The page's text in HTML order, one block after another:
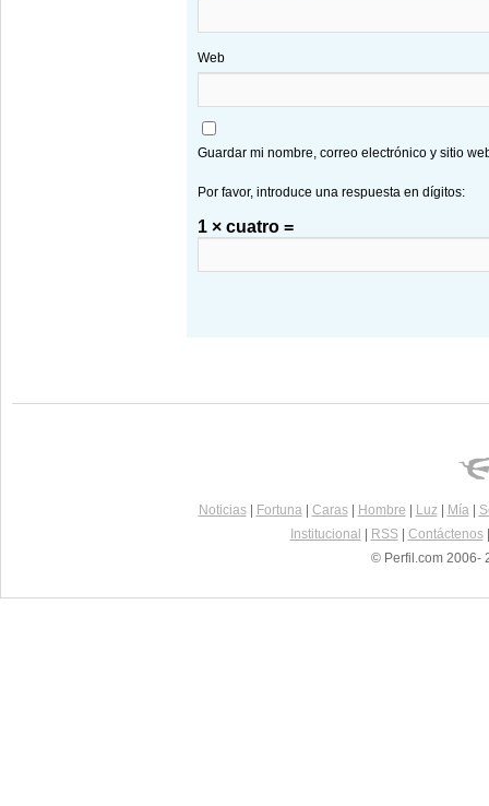
Web
Guardar mi nombre, correo electrónico y sitio
Por favor, introduce una respuesta en dígitos:
1 × cuatro =
Noticias| Fortuna| Caras| Hombre Luz| Mía|
Institucional
RSS| Contáctenos
© Perfil.com 2006-